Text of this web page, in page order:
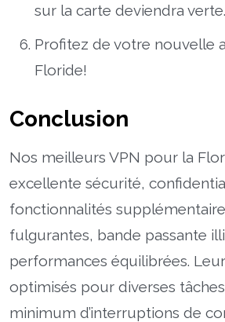
sur la carte deviendra verte.
Profitez de votre nouvelle
Floride!
Conclusion
Nos meilleurs VPN pour la
excellente sécurité,
fonctionnalités
fulgurantes, bande passante
performances équilibrées.
optimisés pour diverses
minimum d’interruptions de